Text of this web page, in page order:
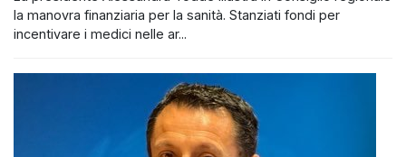
la manovra finanziaria per la sanità. Stanziati fondi per
incentivare i medici nelle ar...